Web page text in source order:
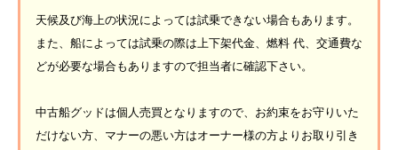
天候及び海上の状況によっては試乗できない場合もあります。
また、船によっては試乗の際は上下架代金、燃料 代、交通費な
どが必要な場合もありますので担当者に確認下さい。
中古船グッドは個人売買となりますので、お約束をお守りいた
だけない方、マナーの悪い方はオーナー様の方よりお取り引き